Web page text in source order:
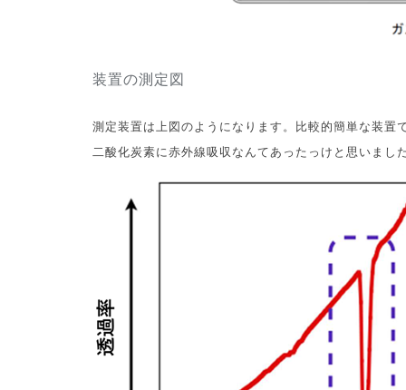
装置の測定図
測定装置は上図のようになります。比較的簡単な装置
二酸化炭素に赤外線吸収なんてあったっけと思いまし